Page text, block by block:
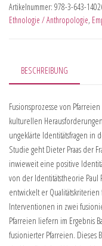
Artikelnummer: 978-3-643-
Ethnologie / Anthropologie,
BESCHREIBUNG
Fusionsprozesse von
kulturellen
ungeklärte Identitätsfragen in
Studie geht Dieter Praas der
inwieweit eine positive
von der Identitätstheorie Paul
entwickelt er
Interventionen in zwei
Pfarreien liefern im Ergebnis
fusionierter Pfarreien. Dieses